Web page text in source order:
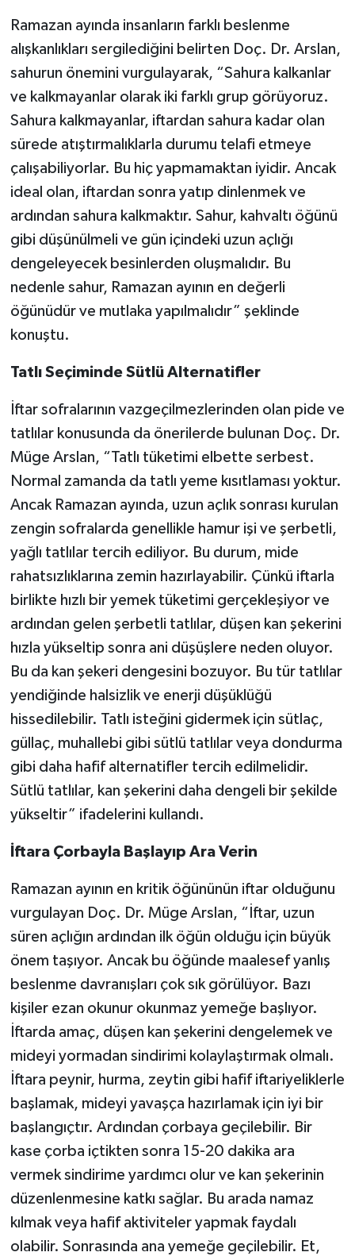
Ramazan ayında insanların farklı beslenme
alışkanlıkları sergilediğini belirten Doç. Dr. Arslan,
sahurun önemini vurgulayarak, “Sahura kalkanlar
ve kalkmayanlar olarak iki farklı grup görüyoruz.
Sahura kalkmayanlar, iftardan sahura kadar olan
sürede atıştırmalıklarla durumu telafi etmeye
çalışabiliyorlar. Bu hiç yapmamaktan iyidir. Ancak
ideal olan, iftardan sonra yatıp dinlenmek ve
ardından sahura kalkmaktır. Sahur, kahvaltı öğünü
gibi düşünülmeli ve gün içindeki uzun açlığı
dengeleyecek besinlerden oluşmalıdır. Bu
nedenle sahur, Ramazan ayının en değerli
öğünüdür ve mutlaka yapılmalıdır” şeklinde
konuştu.
Tatlı Seçiminde Sütlü Alternatifler
İftar sofralarının vazgeçilmezlerinden olan pide ve
tatlılar konusunda da önerilerde bulunan Doç. Dr.
Müge Arslan, “Tatlı tüketimi elbette serbest.
Normal zamanda da tatlı yeme kısıtlaması yoktur.
Ancak Ramazan ayında, uzun açlık sonrası kurulan
zengin sofralarda genellikle hamur işi ve şerbetli,
yağlı tatlılar tercih ediliyor. Bu durum, mide
rahatsızlıklarına zemin hazırlayabilir. Çünkü iftarla
birlikte hızlı bir yemek tüketimi gerçekleşiyor ve
ardından gelen şerbetli tatlılar, düşen kan şekerini
hızla yükseltip sonra ani düşüşlere neden oluyor.
Bu da kan şekeri dengesini bozuyor. Bu tür tatlılar
yendiğinde halsizlik ve enerji düşüklüğü
hissedilebilir. Tatlı isteğini gidermek için sütlaç,
güllaç, muhallebi gibi sütlü tatlılar veya dondurma
gibi daha hafif alternatifler tercih edilmelidir.
Sütlü tatlılar, kan şekerini daha dengeli bir şekilde
yükseltir” ifadelerini kullandı.
İftara Çorbayla Başlayıp Ara Verin
Ramazan ayının en kritik öğününün iftar olduğunu
vurgulayan Doç. Dr. Müge Arslan, “İftar, uzun
süren açlığın ardından ilk öğün olduğu için büyük
önem taşıyor. Ancak bu öğünde maalesef yanlış
beslenme davranışları çok sık görülüyor. Bazı
kişiler ezan okunur okunmaz yemeğe başlıyor.
İftarda amaç, düşen kan şekerini dengelemek ve
mideyi yormadan sindirimi kolaylaştırmak olmalı.
İftara peynir, hurma, zeytin gibi hafif iftariyeliklerle
başlamak, mideyi yavaşça hazırlamak için iyi bir
başlangıçtır. Ardından çorbaya geçilebilir. Bir
kase çorba içtikten sonra 15-20 dakika ara
vermek sindirime yardımcı olur ve kan şekerinin
düzenlenmesine katkı sağlar. Bu arada namaz
kılmak veya hafif aktiviteler yapmak faydalı
olabilir. Sonrasında ana yemeğe geçilebilir. Et,